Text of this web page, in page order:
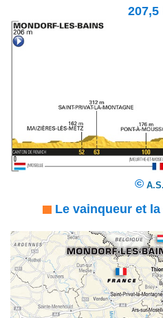
207,5
©
Le vainqueur et la